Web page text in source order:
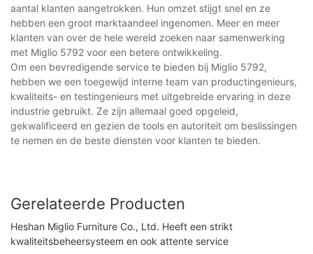
aantal klanten aangetrokken. Hun omzet stijgt snel en ze
hebben een groot marktaandeel ingenomen. Meer en meer
klanten van over de hele wereld zoeken naar samenwerking
met Miglio 5792 voor een betere ontwikkeling.
Om een ​​bevredigende service te bieden bij Miglio 5792,
hebben we een toegewijd interne team van productingenieurs,
kwaliteits- en testingenieurs met uitgebreide ervaring in deze
industrie gebruikt. Ze zijn allemaal goed opgeleid,
gekwalificeerd en gezien de tools en autoriteit om beslissingen
te nemen en de beste diensten voor klanten te bieden.
Gerelateerde Producten
Heshan Miglio Furniture Co., Ltd. Heeft een strikt
kwaliteitsbeheersysteem en ook attente service